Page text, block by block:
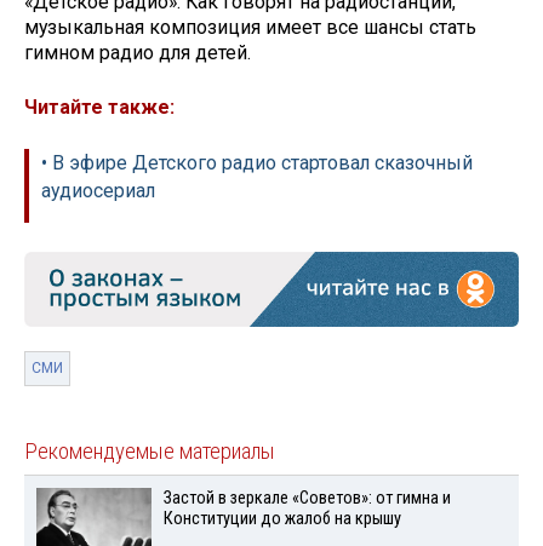
музыкальная композиция имеет все шансы стать
гимном радио для детей.
Читайте также:
• В эфире Детского радио стартовал сказочный
аудиосериал
СМИ
Рекомендуемые материалы
Застой в зеркале «Советов»: от гимна и
Конституции до жалоб на крышу